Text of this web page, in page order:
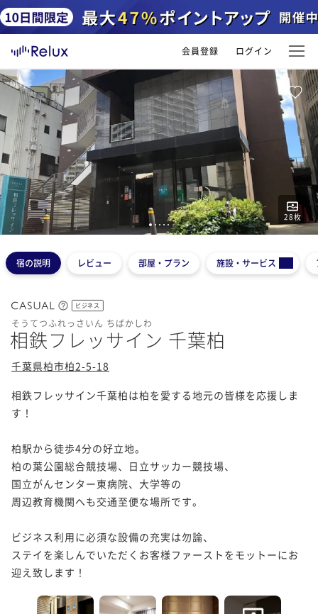
会員登録 ログイン
28枚
12 3 45
宿の説明 レビュー 部屋・プラン 施設・サービス
ビジネス
そうてつふれっさいん ちばかしわ
相鉄フレッサイン 千葉柏
千葉県柏市柏2-5-18
相鉄フレッサイン千葉柏は柏を愛する地元の皆様を応援しま
す！
柏駅から徒歩4分の好立地。
柏の葉公園総合競技場、日立サッカー競技場、
国立がんセンター東病院、大学等の
周辺教育機関へも交通至便な場所です。
ビジネス利用に必須な設備の充実は勿論、
ステイを楽しんでいただくお客様ファーストをモットーにお
迎え致します！